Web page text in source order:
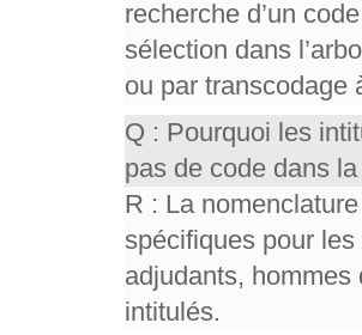
recherche d’un
sélection dans
ou par transcodage
Q : Pourquoi les
pas de code dans
R : La
spécifiques pour
adjudants,
intitulés.